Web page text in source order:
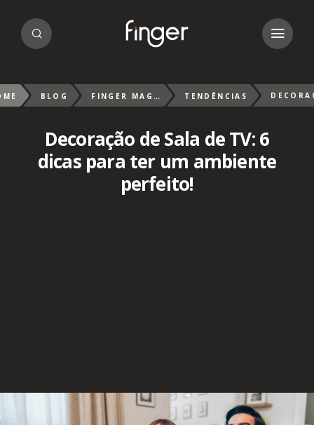
BLOG FINGER MAGAZIN TENDÊNCIAS
Decoração de Sala de TV: 6
dicas para ter um ambiente
perfeito!